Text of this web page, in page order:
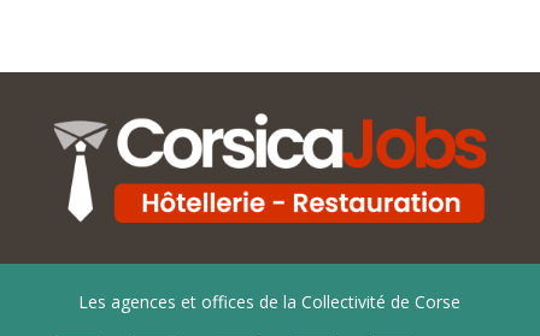
Les agences et offices de la Collectivité de Corse